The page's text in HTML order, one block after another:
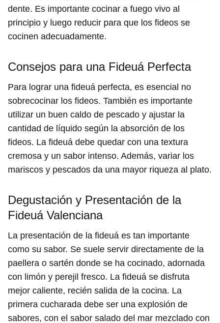
dente. Es importante cocinar a fuego vivo al
principio y luego reducir para que los fideos se
cocinen adecuadamente.
Consejos para una Fideuá Perfecta
Para lograr una fideuá perfecta, es esencial no
sobrecocinar los fideos. También es importante
utilizar un buen caldo de pescado y ajustar la
cantidad de líquido según la absorción de los
fideos. La fideuá debe quedar con una textura
cremosa y un sabor intenso. Además, variar los
mariscos y pescados da una mayor riqueza al plato.
Degustación y Presentación de la
Fideuá Valenciana
La presentación de la fideuá es tan importante
como su sabor. Se suele servir directamente de la
paellera o sartén donde se ha cocinado, adornada
con limón y perejil fresco. La fideuá se disfruta
mejor caliente, recién salida de la cocina. La
primera cucharada debe ser una explosión de
sabores, con el sabor salado del mar mezclado con